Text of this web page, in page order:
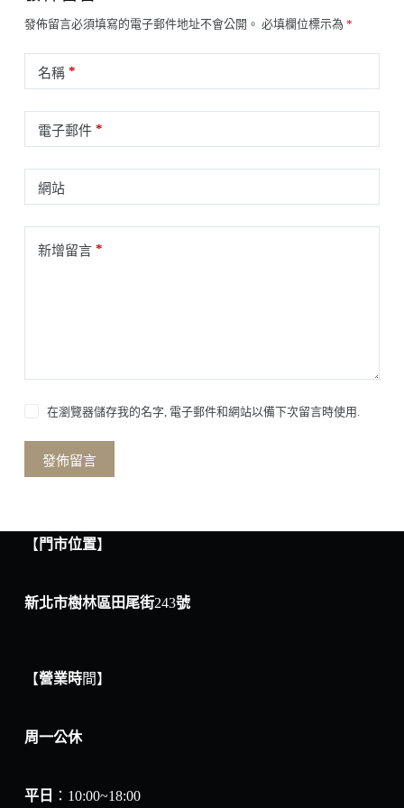
發佈留言必須填寫的電子郵件地址不會公開。 必填欄位標示為 *
名稱 *
電子郵件*
網站
新增留言*
在瀏覽器儲存我的名字, 電子郵件和網站以備下次留言時使用.
發佈留言
【 門市位置】
新北市樹林區田尾街243號
【營業時間】
周一公休
平日 ：10:00~18:00